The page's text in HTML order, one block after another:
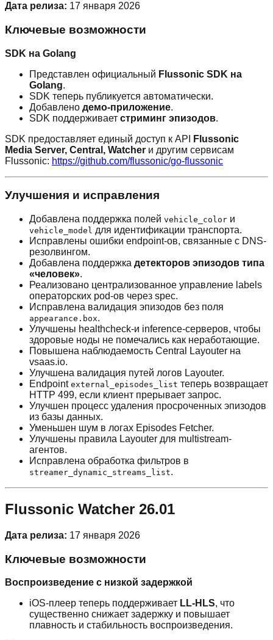
Дата релиза: 17 января 2026
Ключевые возможности
SDK на Golang
Представлен официальный Flussonic SDK на
Golang.
SDK теперь публикуется автоматически.
Добавлено демо-приложение.
SDK поддерживает стриминг эпизодов.
SDK предоставляет единый доступ к API
Flussonic
Media Server, Central, Watcher и другим сервисам
Flussonic: https://github.com/flussonic/go-flussonic
Улучшения и исправления
Добавлена поддержка полей vehicle_color и
vehicle_model для идентификации транспорта.
Исправлены ошибки endpoint-ов, связанные с DNS-
резолвингом.
Добавлена поддержка детекторов эпизодов типа
«человек».
Реализовано централизованное управление labels
операторских pod-ов через spec.
Исправлена валидация эпизодов без поля
appearance.box.
Улучшены healthcheck-и inference-серверов, чтобы
здоровые ноды не помечались как неработающие.
Повышена наблюдаемость Central Layouter на
vsaas.io.
Улучшена валидация путей логов Layouter.
Endpoint external_episodes_list теперь возвращает
HTTP 499, если клиент прерывает запрос.
Улучшен процесс удаления просроченных эпизодов
из базы данных.
Уменьшен шум в логах Episodes Fetcher.
Улучшены правила Layouter для multistream-
агентов.
Исправлена обработка фильтров в
streamer_dynamic_streams_list.
Flussonic Watcher 26.01
Дата релиза: 17 января 2026
Ключевые возможности
Воспроизведение с низкой задержкой
iOS-плеер теперь поддерживает LL-HLS, что
существенно снижает задержку и повышает
плавность и стабильность воспроизведения.